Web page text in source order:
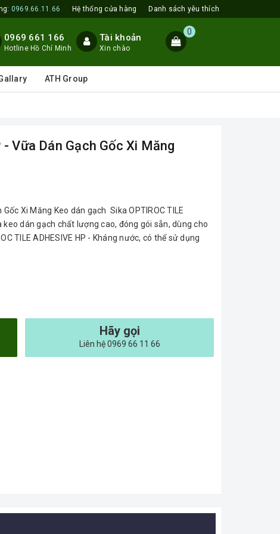
0969.66.11.66 Hệ thống cửa hàng Danh sách yêu thích
0969 661 166
Hotline Hồ Chí Minh
Tài khoản
Xin chào
0
ATH Group
Vữa Dán Gạch Gốc Xi Măng
Xi Măng Keo dán gạch Sika OPTIROC TILE
keo dán gạch chất lượng cao, đóng gói sẵn, dùng cho
TILE ADHESIVE HP - Kháng nước, có thể sử dụng
Hãy gọi
Liên hệ 0969 66 11 66